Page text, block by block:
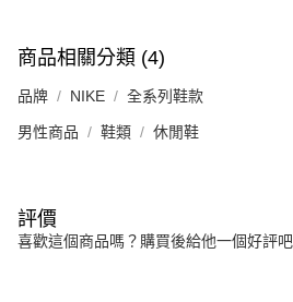
商品相關分類 (4)
品牌 NIKE 全系列鞋款
男性商品 鞋類 休閒鞋
評價
喜歡這個商品嗎？購買後給他一個好評吧